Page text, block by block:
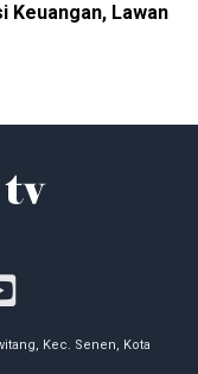
Keuangan, Lawan
Kec. Senen, Kota